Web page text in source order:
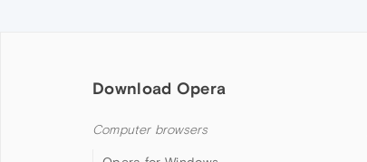
Download Opera
Computer browsers